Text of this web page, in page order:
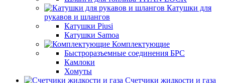
Катушки для
рукавов и шлангов
Катушки Piusi
Катушки Samoa
Комплектующие
Быстроразъемные соединения БРС
Камлоки
Хомуты
Счетчики жидкости и газа